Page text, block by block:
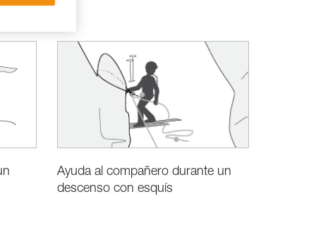
Ayuda al compañero durante un
descenso con esquís